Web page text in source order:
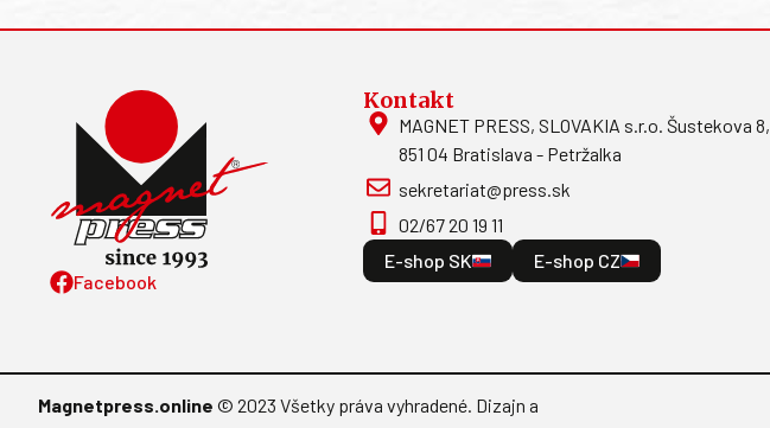
Facebook
Kontakt
MAGNET PRESS, SLOVAKIA s.r.o. Šustekova 8,
851 04 Bratislava - Petržalka
sekretariat@press.sk
02/67 20 19 11
E-shop SK
E-shop CZ
Magnetpress.online © 2023 Všetky práva vyhradené. Dizajn a